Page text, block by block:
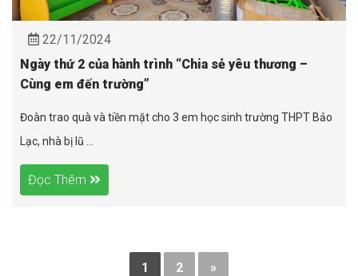
22/11/2024
Ngày thứ 2 của hành trình “Chia sẻ yêu thương –
Cùng em đến trường”
Đoàn trao quà và tiền mặt cho 3 em học sinh trường THPT Bảo
Lạc, nhà bị lũ ...
Đọc Thêm
1 2 »